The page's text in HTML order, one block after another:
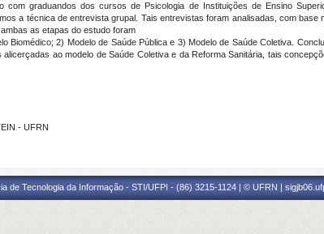
com graduandos dos cursos de Psicologia de Instituições de Ensino
a técnica de entrevista grupal. Tais entrevistas foram analisadas, com
as etapas do estudo foram
Biomédico; 2) Modelo de Saúde Pública e 3) Modelo de Saúde Coletiva.
ao modelo de Saúde Coletiva e da Reforma Sanitária, tais
- UFRN
de Tecnologia da Informação - STI/UFPI - (86) 3215-1124 | © UFRN |